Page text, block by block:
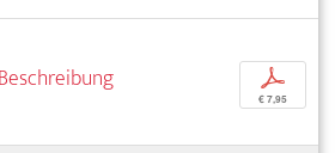
p
€ 7,95